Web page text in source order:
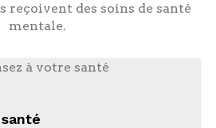
reçoivent des soins de santé
mentale.